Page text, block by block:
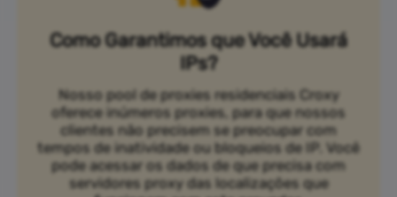
Como Garantimos que Você Usará
IPs?
Nosso pool de proxies residenciais Croxy
oferece inúmeros proxies, para que nossos
clientes não precisem se preocupar com
tempos de inatividade ou bloqueios de IP. Você
pode acessar os dados de que precisa com
servidores proxy das localizações que